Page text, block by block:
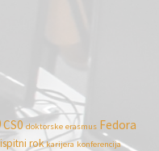
CS0 doktorske erasmus Fedora
ispitni rok karijera konferencija